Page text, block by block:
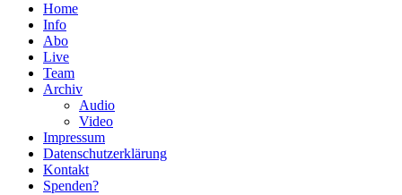
Home
Info
Abo
Live
Team
Archiv
Audio
Video
Impressum
Datenschutzerklärung
Kontakt
Spenden?